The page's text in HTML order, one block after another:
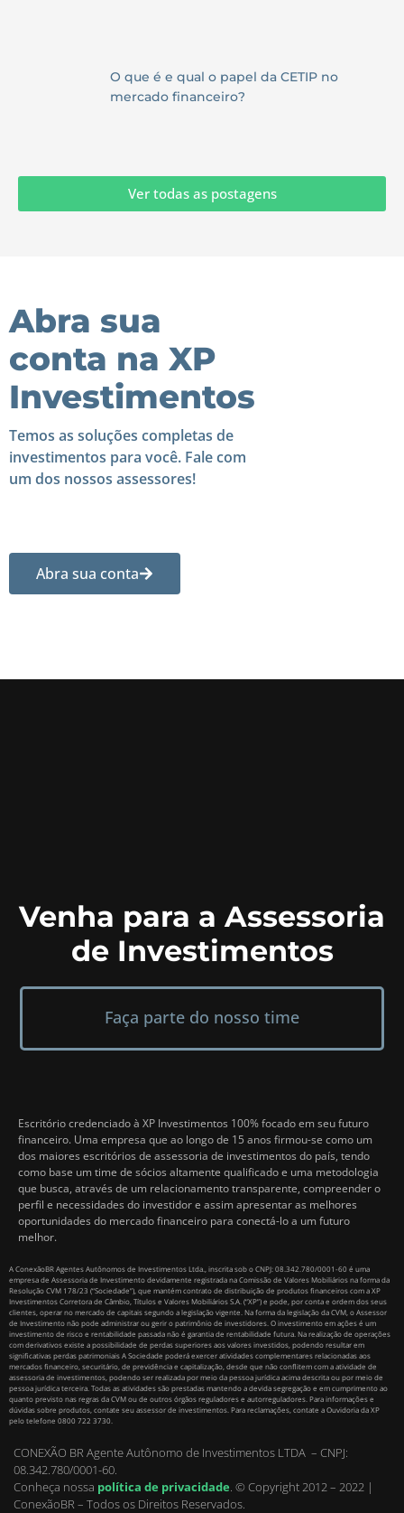
O que é e qual o papel da CETIP no
mercado financeiro?
Ver todas as postagens
Abra sua
conta na XP
Investimentos
Temos as soluções completas de
investimentos para você. Fale com
um dos nossos assessores!
Abra sua conta
Venha para a Assessoria
de Investimentos
Faça parte do nosso time
Escritório credenciado à XP Investimentos 100% focado em seu futuro
financeiro. Uma empresa que ao longo de 15 anos firmou-se como um
dos maiores escritórios de assessoria de investimentos do país, tendo
como base um time de sócios altamente qualificado e uma metodologia
que busca, através de um relacionamento transparente, compreender o
perfil e necessidades do investidor e assim apresentar as melhores
oportunidades do mercado financeiro para conectá-lo a um futuro
melhor.
A ConexãoBR Agentes Autônomos de Investimentos Ltda., inscrita sob o CNPJ: 08.342.780/0001-60 é uma
empresa de Assessoria de Investimento devidamente registrada na Comissão de Valores Mobiliários na forma da
Resolução CVM 178/23 (“Sociedade”), que mantém contrato de distribuição de produtos financeiros com a XP
Investimentos Corretora de Câmbio, Títulos e Valores Mobiliários S.A. (“XP”) e pode, por conta e ordem dos seus
clientes, operar no mercado de capitais segundo a legislação vigente. Na forma da legislação da CVM, o Assessor
de Investimento não pode administrar ou gerir o patrimônio de investidores. O investimento em ações é um
investimento de risco e rentabilidade passada não é garantia de rentabilidade futura. Na realização de operações
com derivativos existe a possibilidade de perdas superiores aos valores investidos, podendo resultar em
significativas perdas patrimoniais A Sociedade poderá exercer atividades complementares relacionadas aos
mercados financeiro, securitário, de previdência e capitalização, desde que não conflitem com a atividade de
assessoria de investimentos, podendo ser realizada por meio da pessoa jurídica acima descrita ou por meio de
pessoa jurídica terceira. Todas as atividades são prestadas mantendo a devida segregação e em cumprimento ao
quanto previsto nas regras da CVM ou de outros órgãos reguladores e autorreguladores. Para informações e
dúvidas sobre produtos, contate seu assessor de investimentos. Para reclamações, contate a Ouvidoria da XP
pelo telefone 0800 722 3730.
CONEXÃO BR Agente Autônomo de Investimentos LTDA – CNPJ:
08.342.780/0001-60.
Conheça nossa política de privacidade © Copyright 2012 – 2022 |
ConexãoBR – Todos os Direitos Reservados.